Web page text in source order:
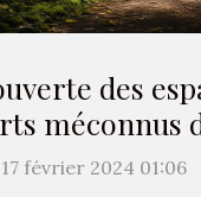
des
méconnus
février 2024 01:06